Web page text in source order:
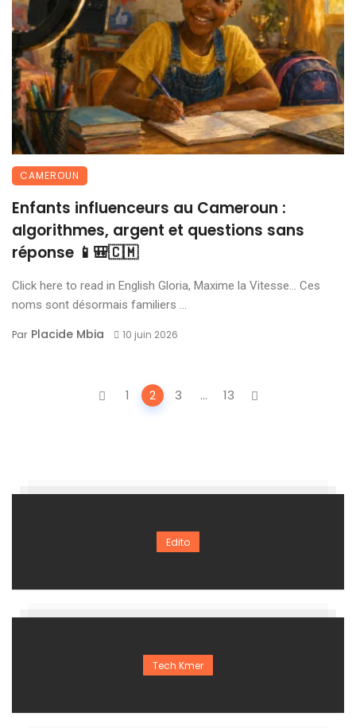
CAMEROUN
Enfants influenceurs au Cameroun :
algorithmes, argent et questions sans
réponse 📱🎒🇨🇲
Click here to read in English Gloria, Maxime la Vitesse… Ces
noms sont désormais familiers ...
Par Placide Mbia 10 juin 2026
1 2 3 ... 13
Edito
Tech Kmer